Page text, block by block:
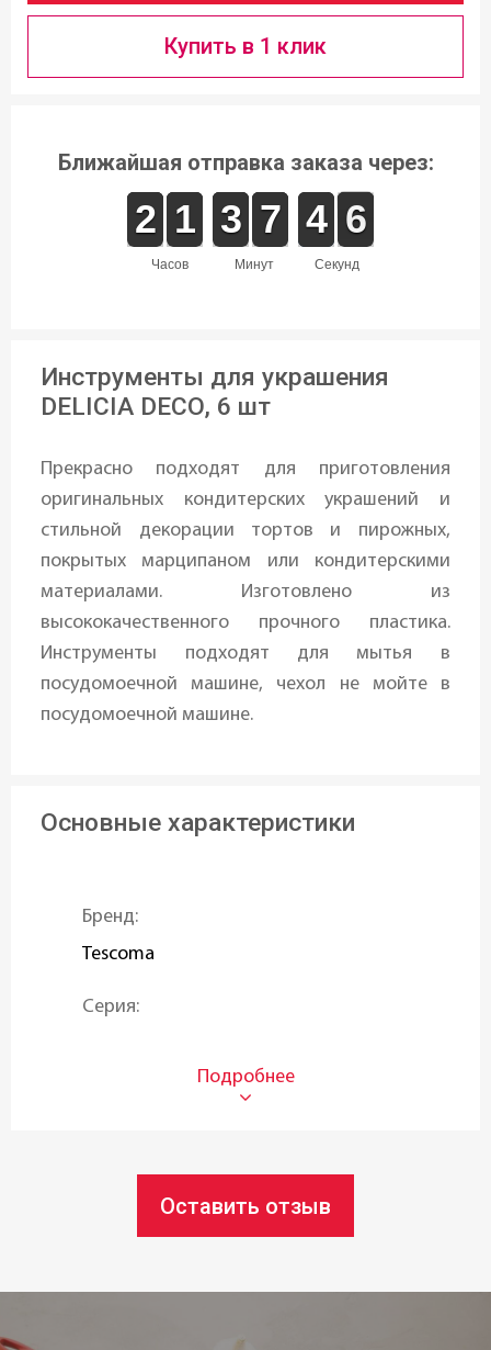
Купить в 1 клик
Ближайшая отправка заказа через:
часов
1
1
2
2 1
1
1
1
минут
2
2
3
3 6
6
7
7
секунд
5
4
4 6
6
5
Инструменты для украшения
DELICIA DECO, 6 шт
Прекрасно подходят для приготовления
оригинальных кондитерских украшений и
стильной декорации тортов и пирожных,
покрытых марципаном или кондитерскими
материалами. Изготовлено из
высококачественного прочного пластика.
Инструменты подходят для мытья в
посудомоечной машине, чехол не мойте в
посудомоечной машине.
Основные характеристики
Бренд:
Tescoma
Серия:
Оставить отзыв